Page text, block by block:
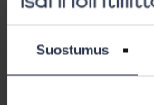
Suostumus